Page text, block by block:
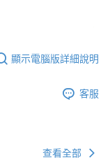
顯示電腦版詳細說明
客服
查看全部